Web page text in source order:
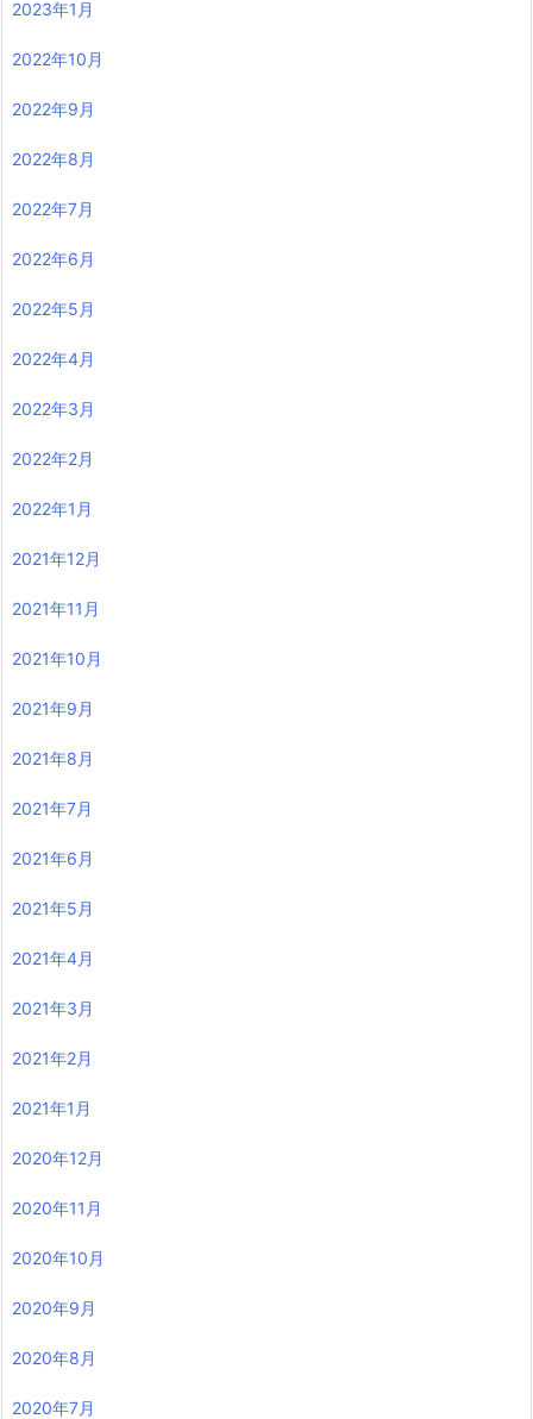
2023年1月
2022年10月
2022年9月
2022年8月
2022年7月
2022年6月
2022年5月
2022年4月
2022年3月
2022年2月
2022年1月
2021年12月
2021年11月
2021年10月
2021年9月
2021年8月
2021年7月
2021年6月
2021年5月
2021年4月
2021年3月
2021年2月
2021年1月
2020年12月
2020年11月
2020年10月
2020年9月
2020年8月
2020年7月